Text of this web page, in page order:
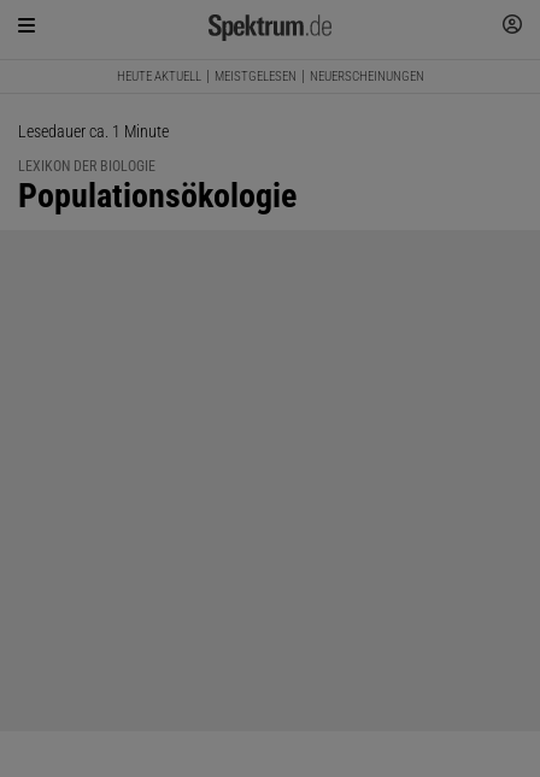
HEUTE AKTUELL MEISTGELESEN NEUERSCHEINUNGEN
Lesedauer ca. 1 Minute
LEXIKON DER BIOLOGIE
:
Populationsökologie